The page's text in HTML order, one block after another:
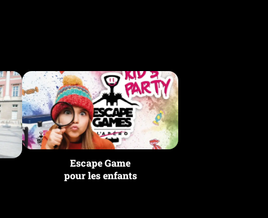
Escape Game
pour les enfants
Escape
Gamepour
les
enfants